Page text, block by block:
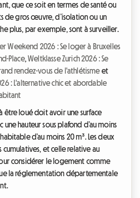
que ce soit en termes de santé ou
de gros œuvre, d’isolation ou un
plus, par exemple, sont à surveiller.
Weekend 2026 : Se loger à Bruxelles
Place,Weltklasse Zurich 2026 : Se
rendez-vous de l'athlétisme et
: L'alternative chic et abordable
être loué doit avoir une surface
une hauteur sous plafond d’au moins
d’au moins 20 m³. Les deux
cumulatives, et celle relative au
considérer le logement comme
la réglementation départementale